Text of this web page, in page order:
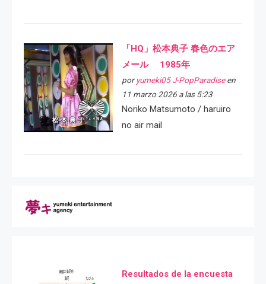
「HQ」松本典子 春色のエア
メール 1985年
por yumeki05 J-PopParadiseen
11 marzo 2026 a las 5:23
Noriko Matsumoto / haruiro
no air mail
Resultados de la encuesta